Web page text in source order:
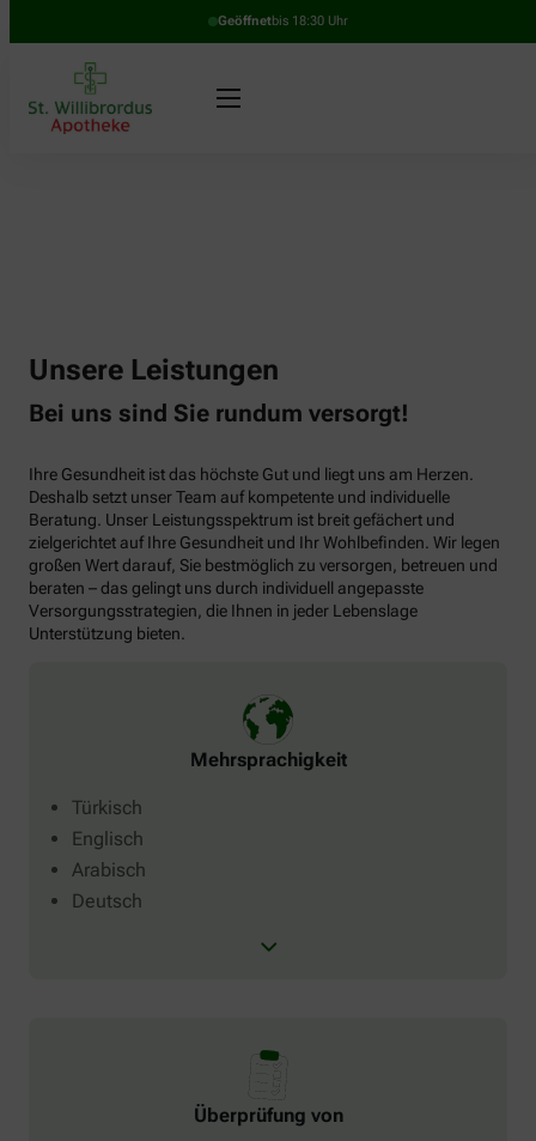
Geöffnetbis 18:30 Uhr
Unsere Leistungen
Bei uns sind Sie rundum versorgt!
Ihre Gesundheit ist das höchste Gut und liegt uns am Herzen.
Deshalb setzt unser Team auf kompetente und individuelle
Beratung. Unser Leistungsspektrum ist breit gefächert und
zielgerichtet auf Ihre Gesundheit und Ihr Wohlbefinden. Wir legen
großen Wert darauf, Sie bestmöglich zu versorgen, betreuen und
beraten – das gelingt uns durch individuell angepasste
Versorgungsstrategien, die Ihnen in jeder Lebenslage
Unterstützung bieten.
Mehrsprachigkeit
Türkisch
Englisch
Arabisch
Deutsch
Überprüfung von